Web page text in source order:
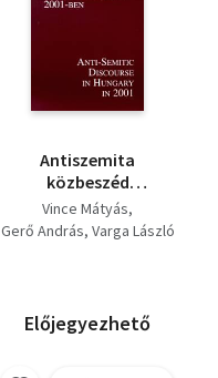
Antiszemita
közbeszéd
Magyarországon 2001-
ben
Vince Mátyás
Gerő András Varga László
Előjegyezhető